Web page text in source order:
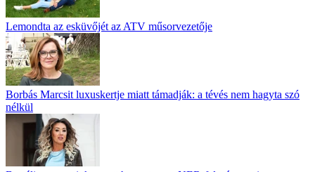
Lemondta az esküvőjét az ATV műsorvezetője
Borbás Marcsit luxuskertje miatt támadják: a tévés nem hagyta szó
nélkül